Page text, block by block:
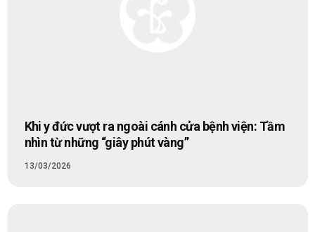
Khi y đức vượt ra ngoài cánh cửa bệnh viện: Tầm
nhìn từ những “giây phút vàng”
13/03/2026